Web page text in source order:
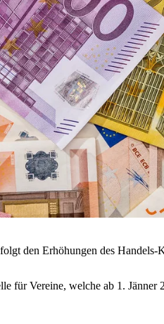
den Erhöhungen des Handels-
für Vereine, welche ab 1. Jänner